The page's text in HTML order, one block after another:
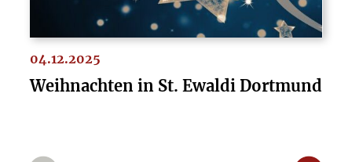
04.12.2025
Weihnachten in St. Ewaldi Dortmund